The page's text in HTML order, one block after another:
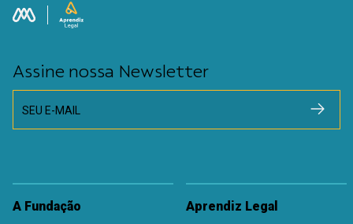
Assine nossa Newsletter
SEU E-MAIL
A Fundação Aprendiz Legal